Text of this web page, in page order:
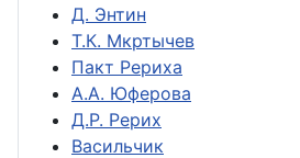
Д. Энтин
Т.К. Мкртычев
Пакт Рериха
А.А. Юферова
Д.Р. Рерих
Васильчик